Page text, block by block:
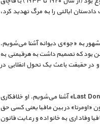
دادستان ایالتی را به مرگ تهدید کرد،
به «جو»ی دیوانه آشنا می‌شویم.
بود که تصمیم داشت به هرقیمتی به
در حقیقت باعث یک تحول انقلابی در
در این برنامه با داستان «جوزف ماسینو» مشهور به «Last Don» آشنا می‌شویم. او خلافکاری
«اومرتا» در بین مافیا یعنی کسی حق
وفاداری به خانواده و رعایت قانون